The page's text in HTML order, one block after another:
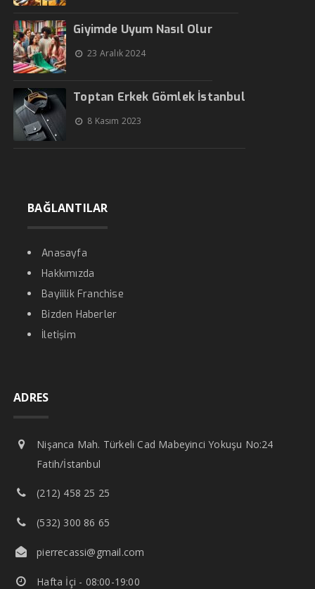
Giyimde Uyum Nasıl Olur
23 Aralık 2024
Toptan Erkek Gömlek İstanbul
8 Kasım 2023
BAĞLANTILAR
Anasayfa
Hakkımızda
Bayiilik Franchise
Bizden Haberler
İletişim
ADRES
Nişanca Mah. Türkeli Cad Mabeyinci Yokuşu No:24
Fatih/İstanbul
(212) 458 25 25
(532) 300 86 65
pierrecassi@gmail.com
Hafta İçi - 08:00-19:00